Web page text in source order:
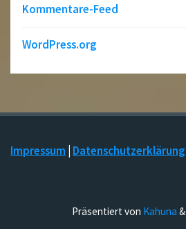
Kommentare-Feed
WordPress.org
Impressum Datenschutzerklärung
Präsentiert von Kahuna &